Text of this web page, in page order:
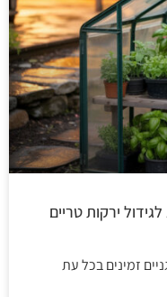
ירקות טריים
זמינים בכל עת